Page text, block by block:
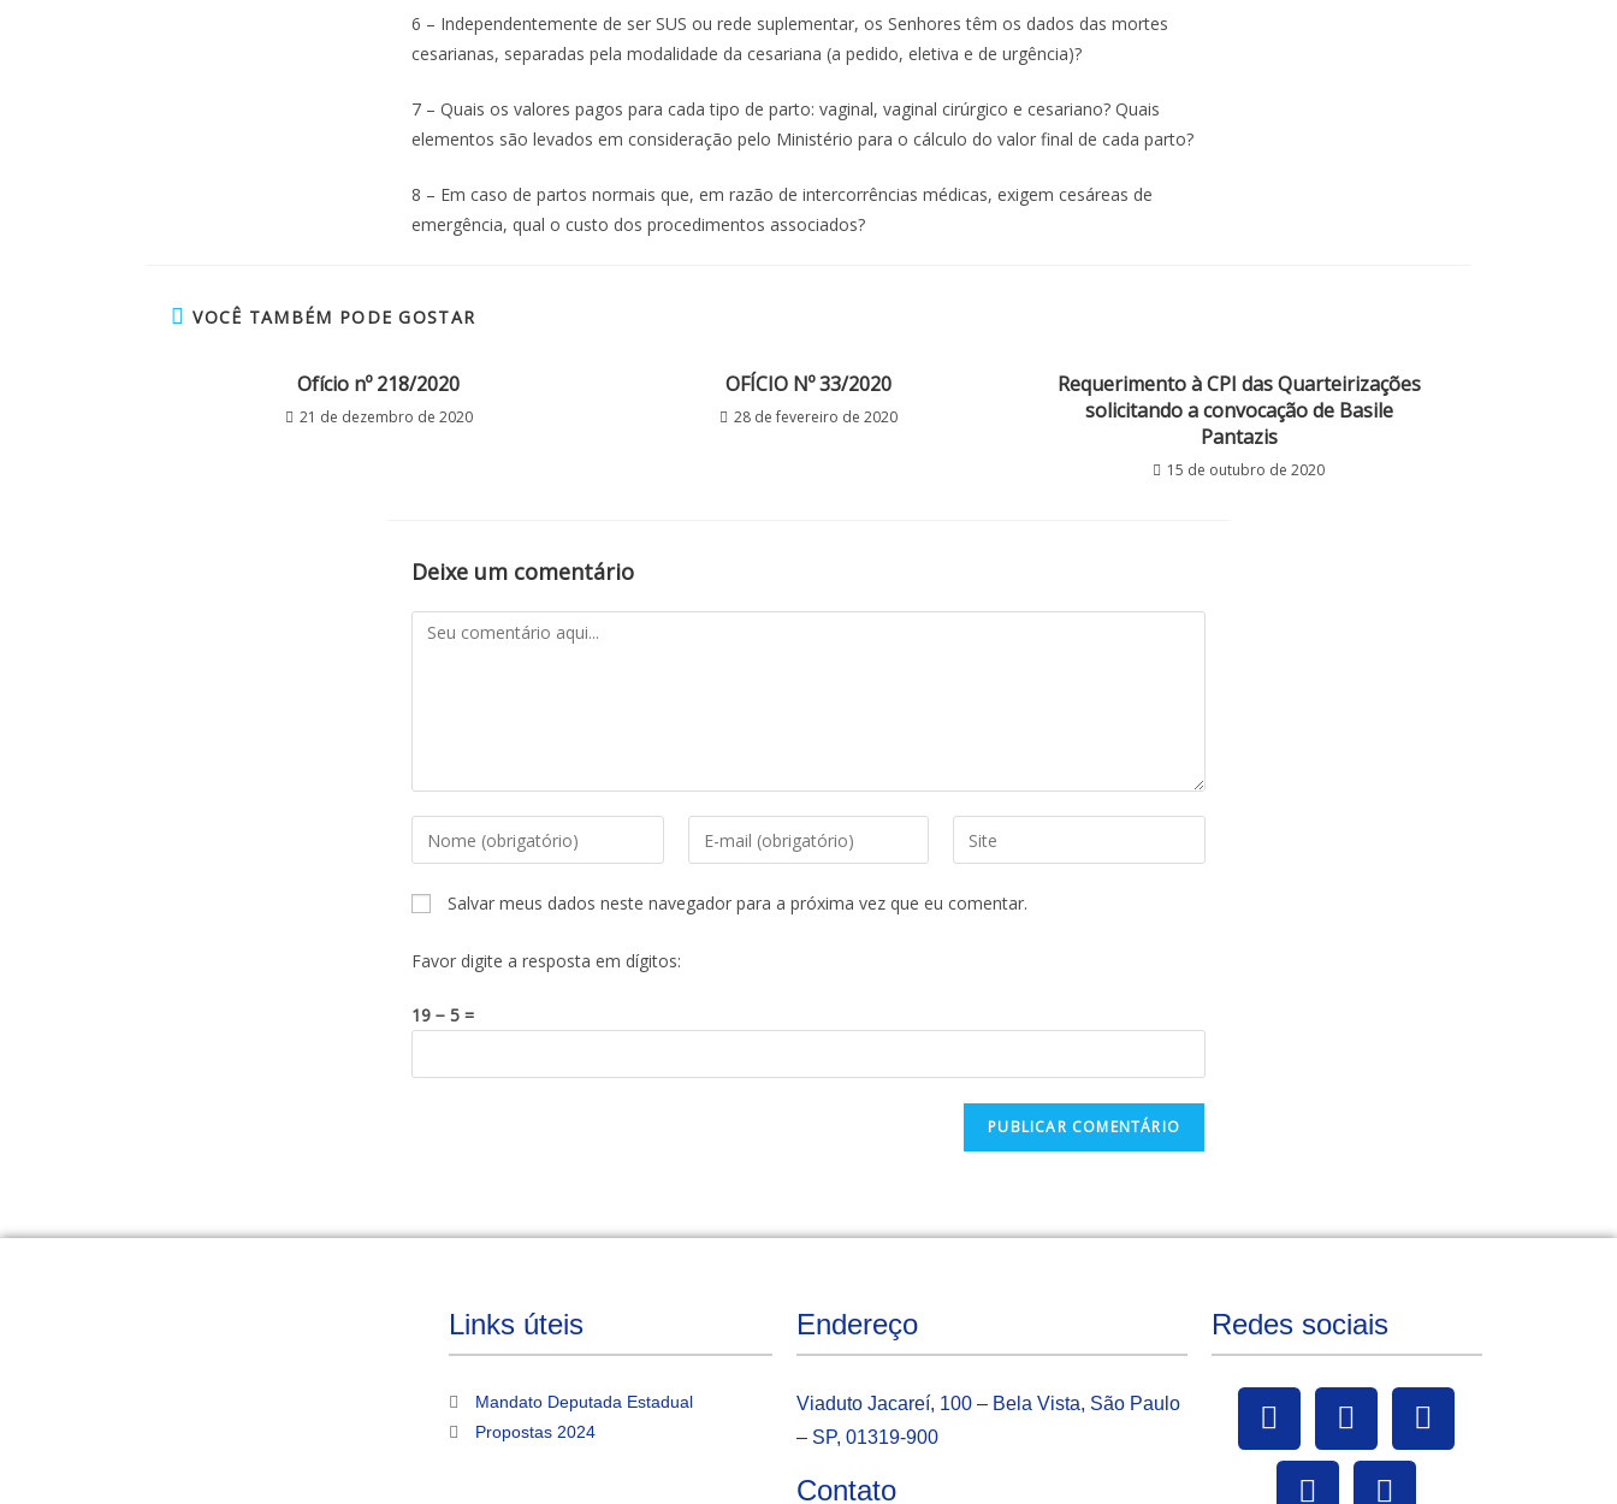
6 – Independentemente de ser SUS ou rede suplementar, os Senhores têm os dados das mortes
cesarianas, separadas pela modalidade da cesariana (a pedido, eletiva e de urgência)?
7 – Quais os valores pagos para cada tipo de parto: vaginal, vaginal cirúrgico e cesariano? Quais
elementos são levados em consideração pelo Ministério para o cálculo do valor final de cada parto?
8 – Em caso de partos normais que, em razão de intercorrências médicas, exigem cesáreas de
emergência, qual o custo dos procedimentos associados?
VOCÊ TAMBÉM PODE GOSTAR
Ofício nº 218/2020
21 de dezembro de 2020
OFÍCIO Nº 33/2020
28 de fevereiro de 2020
Requerimento à CPI das Quarteirizações
solicitando a convocação de Basile
Pantazis
15 de outubro de 2020
Deixe um comentário
Salvar meus dados neste navegador para a próxima vez que eu comentar.
Favor digite a resposta em dígitos:
19 − 5 =
Links úteis
Mandato Deputada Estadual
Propostas 2024
Endereço
Viaduto Jacareí, 100 – Bela Vista, São Paulo
– SP, 01319-900
Contato
Redes sociais